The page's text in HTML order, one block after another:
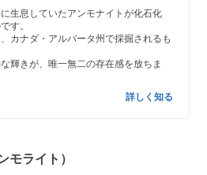
生息していたアンモナイトが化石化
す。
カナダ・アルバータ州で採掘されるも
輝きが、唯一無二の存在感を放ちま
詳しく知る
モライト）